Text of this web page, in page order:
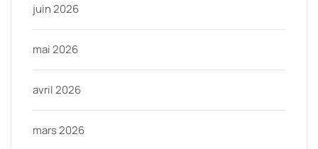
juin 2026
mai 2026
avril 2026
mars 2026